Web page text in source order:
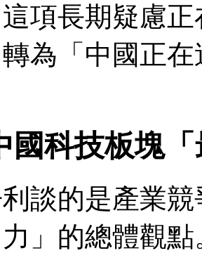
項長期疑慮
為「中國正
國科技板塊
談的是產業
力」的總體觀